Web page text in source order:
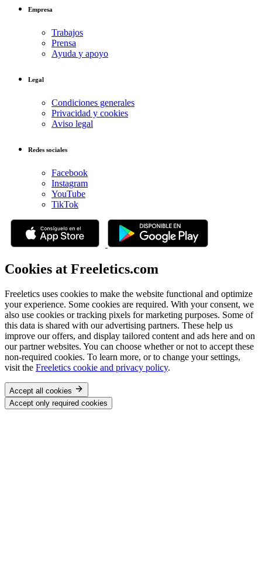
Empresa
Trabajos
Prensa
Ayuda y apoyo
Legal
Condiciones generales
Privacidad y cookies
Aviso legal
Redes sociales
Facebook
Instagram
YouTube
TikTok
Cookies at Freeletics.com
Freeletics uses cookies to make the website functional and optimize
your experience. Some cookies are required. With your consent, we
also use cookies or tracking pixels for marketing purposes. Some of
this data is shared with our advertising partners. These help us
improve our offers, and display tailored content and ads here and on
our partner websites. You can choose whether or not to accept these
non-required cookies. To learn more, or to change your settings,
visit the Freeletics cookie and privacy policy.
Accept all cookies
Accept only required cookies